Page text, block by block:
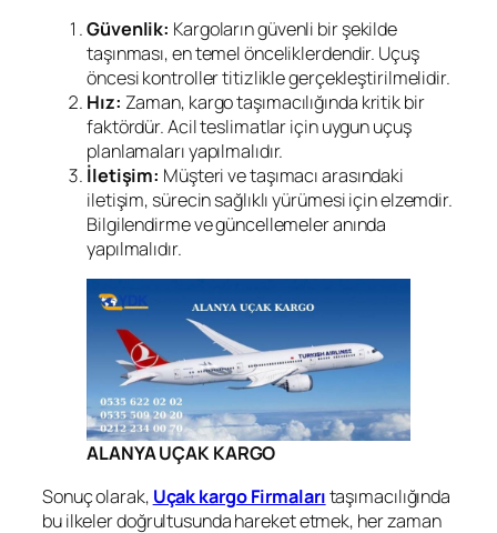
Güvenlik: Kargoların güvenli bir şekilde
taşınması, en temel önceliklerdendir. Uçuş
öncesi kontroller titizlikle gerçekleştirilmelidir.
Hız: Zaman, kargo taşımacılığında kritik bir
faktördür. Acil teslimatlar için uygun uçuş
planlamaları yapılmalıdır.
İletişim: Müşteri ve taşımacı arasındaki
iletişim, sürecin sağlıklı yürümesi için elzemdir.
Bilgilendirme ve güncellemeler anında
yapılmalıdır.
ALANYA UÇAK KARGO
Sonuç olarak, Uçak kargo Firmalarıtaşımacılığında
bu ilkeler doğrultusunda hareket etmek, her zaman